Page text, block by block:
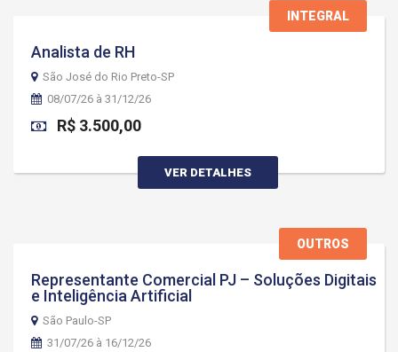
INTEGRAL
Analista de RH
São José do Rio Preto-SP
08/07/26 à 31/12/26
R$ 3.500,00
VER DETALHES
OUTROS
Representante Comercial PJ – Soluções Digitais
e Inteligência Artificial
São Paulo-SP
31/07/26 à 16/12/26